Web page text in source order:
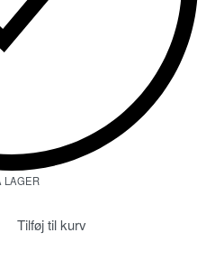
LAGER
Tilføj til kurv